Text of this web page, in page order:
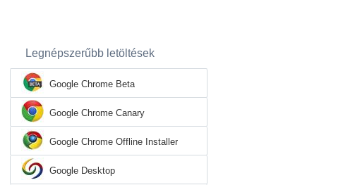
Legnépszerűbb letöltések
Google Chrome Beta
Google Chrome Canary
Google Chrome Offline Installer
Google Desktop